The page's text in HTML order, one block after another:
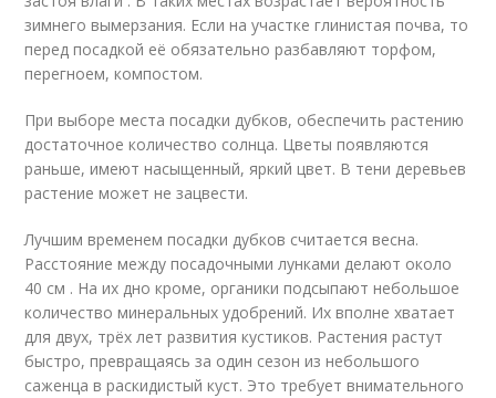
зимнего вымерзания. Если на участке глинистая почва, то
перед посадкой её обязательно разбавляют торфом,
перегноем, компостом.
При выборе места посадки дубков, обеспечить растению
достаточное количество солнца. Цветы появляются
раньше, имеют насыщенный, яркий цвет. В тени деревьев
растение может не зацвести.
Лучшим временем посадки дубков считается весна.
Расстояние между посадочными лунками делают около
40 см . На их дно кроме, органики подсыпают небольшое
количество минеральных удобрений. Их вполне хватает
для двух, трёх лет развития кустиков. Растения растут
быстро, превращаясь за один сезон из небольшого
саженца в раскидистый куст. Это требует внимательного